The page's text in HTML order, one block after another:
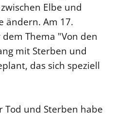
Elbe und
ändern. Am 17.
Thema "Von den
mit Sterben und
das sich speziell
Tod und Sterben habe
Gewalt